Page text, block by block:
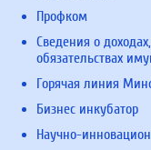
Профком
Сведения о
обязательствах
Горячая линия
Бизнес инкубатор
Научно-